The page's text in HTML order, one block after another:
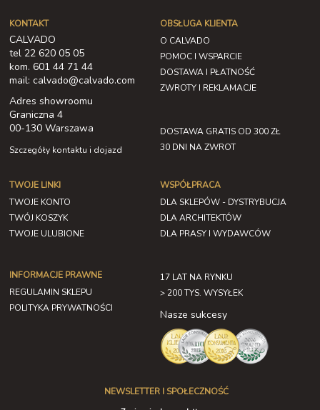
KONTAKT
CALVADO
tel 22 620 05 05
kom. 601 44 71 44
mail: calvado@calvado.com
Adres showroomu
Graniczna 4
00-130 Warszawa
Szczegóły kontaktu i dojazd
OBSŁUGA KLIENTA
O CALVADO
POMOC I WSPARCIE
DOSTAWA I PŁATNOŚĆ
ZWROTY I REKLAMACJE
DOSTAWA GRATIS OD 300 ZŁ
30 DNI NA ZWROT
TWOJE LINKI
TWOJE KONTO
TWÓJ KOSZYK
TWOJE ULUBIONE
INFORMACJE PRAWNE
REGULAMIN SKLEPU
POLITYKA PRYWATNOŚCI
WSPÓŁPRACA
DLA SKLEPÓW - DYSTRYBUCJA
DLA ARCHITEKTÓW
DLA PRASY I WYDAWCÓW
17 LAT NA RYNKU
> 200 TYS. WYSYŁEK
Nasze sukcesy
NEWSLETTER I SPOŁECZNOŚĆ